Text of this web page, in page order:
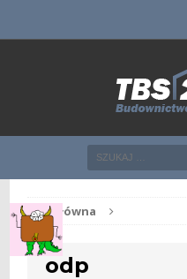
Str. główna
odp